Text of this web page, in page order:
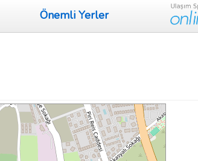
Önemli Yerler